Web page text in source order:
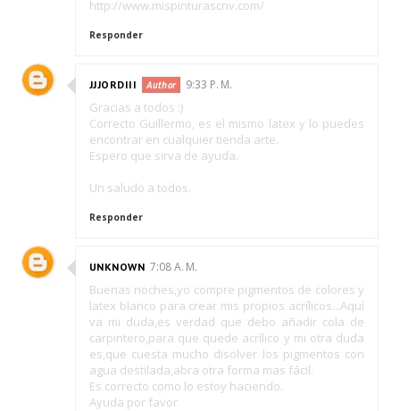
http://www.mispinturascnv.com/
Responder
JJJORDIII 9:33 P. M.
Gracias a todos :)
Correcto Guillermo, es el mismo latex y lo puedes
encontrar en cualquier tienda arte.
Espero que sirva de ayuda.
Un saludo a todos.
Responder
UNKNOWN 7:08 A. M.
Buenas noches,yo compre pigmentos de colores y
latex blanco para crear mis propios acrílicos...Aquí
va mi duda,es verdad que debo añadir cola de
carpintero,para que quede acrílico y mi otra duda
es,que cuesta mucho disolver los pigmentos con
agua destilada,abra otra forma mas fácil.
Es correcto como lo estoy haciendo.
Ayuda por favor